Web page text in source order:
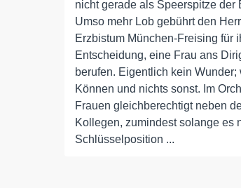
nicht gerade als Speerspitze der
Umso mehr Lob gebührt den
Erzbistum München-Freising für
Entscheidung, eine Frau ans
berufen. Eigentlich kein Wunder;
Können und nichts sonst. Im
Frauen gleichberechtigt neben
Kollegen, zumindest solange es
Schlüsselposition ...